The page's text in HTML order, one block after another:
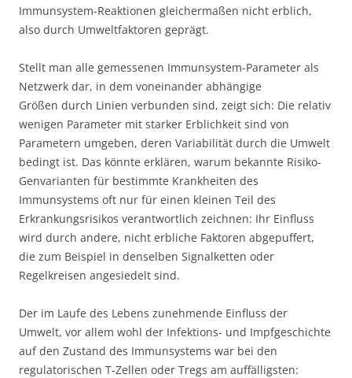
Immunsystem-Reaktionen gleichermaßen nicht erblich,
also durch Umweltfaktoren geprägt.
Stellt man alle gemessenen Immunsystem-Parameter als
Netzwerk dar, in dem voneinander abhängige
Größen durch Linien verbunden sind, zeigt sich: Die relativ
wenigen Parameter mit starker Erblichkeit sind von
Parametern umgeben, deren Variabilität durch die Umwelt
bedingt ist. Das könnte erklären, warum bekannte Risiko-
Genvarianten für bestimmte Krankheiten des
Immunsystems oft nur für einen kleinen Teil des
Erkrankungsrisikos verantwortlich zeichnen: Ihr Einfluss
wird durch andere, nicht erbliche Faktoren abgepuffert,
die zum Beispiel in denselben Signalketten oder
Regelkreisen angesiedelt sind.
Der im Laufe des Lebens zunehmende Einfluss der
Umwelt, vor allem wohl der Infektions- und Impfgeschichte
auf den Zustand des Immunsystems war bei den
regulatorischen T-Zellen oder Tregs am auffälligsten: